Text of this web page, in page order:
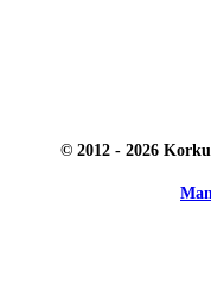
© 2012 - 2026